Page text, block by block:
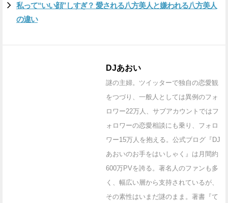
私って“いい顔”しすぎ？ 愛される八方美人と嫌われる八方美人
の違い
DJあおい
謎の主婦。ツイッターで独自の恋愛観
をつづり、一般人としては異例のフォ
ロワー22万人、サブアカウントではフ
ォロワーの恋愛相談にも乗り、フォロ
ワー15万人を抱える。公式ブログ『DJ
あおいのお手をはいしゃく』は月間約
600万PVを誇る。著名人のファンも多
く、幅広い層から支持されているが、
その素性はいまだ謎のまま。著書『て